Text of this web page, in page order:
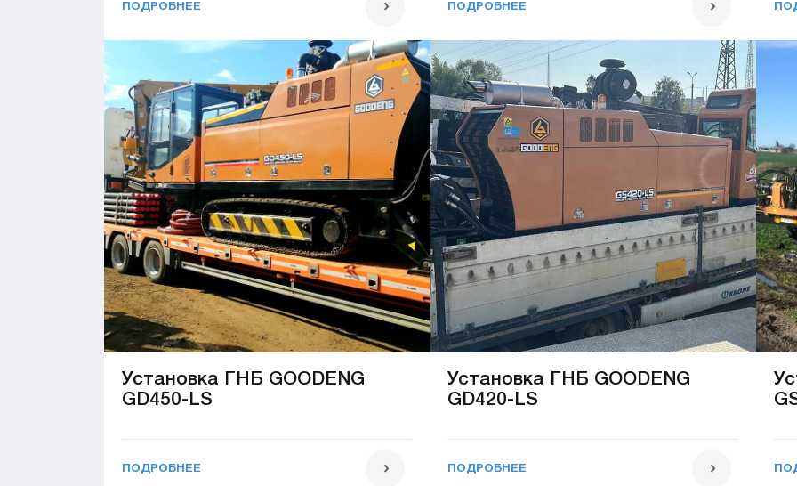
ПОДРОБНЕЕ ПОДРОБНЕЕ
Установка ГНБ GOODENG
GD450-LS
ПОДРОБНЕЕ
Установка ГНБ GOODENG
GD420-LS
ПОДРОБНЕЕ